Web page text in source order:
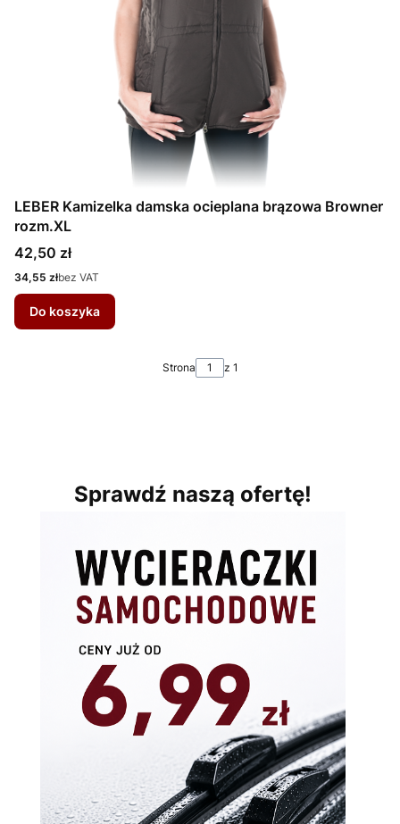
LEBER Kamizelka damska ocieplana brązowa Browner
rozm.XL
Cena
42,50 zł
Cena
34,55 złbez VAT
Do koszyka
Strona z 1
Sprawdź naszą ofertę!